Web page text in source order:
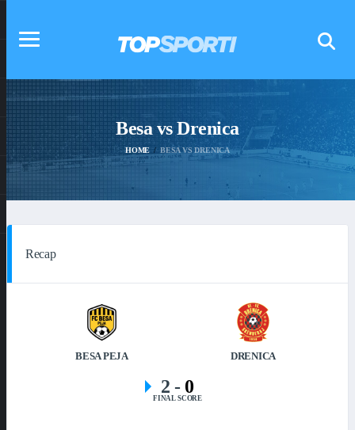
Besa vs Drenica
HOME BESA VS DRENICA
Recap
BESA PEJA DRENICA
2- 0
FINAL SCORE